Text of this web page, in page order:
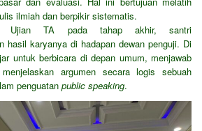
ilmiah dan berpikir sistematis.
Ujian TA pada tahap akhir, santri
hasil karyanya di hadapan dewan penguji. Di
untuk berbicara di depan umum, menjawab
argumen secara logis sebuah
penguatan public speaking.